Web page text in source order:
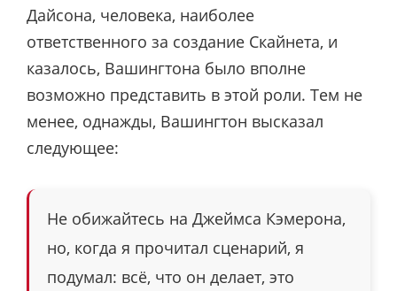
Дайсона, человека, наиболее
ответственного за создание Скайнета, и
казалось, Вашингтона было вполне
возможно представить в этой роли. Тем не
менее, однажды, Вашингтон высказал
следующее:
Не обижайтесь на Джеймса Кэмерона,
но, когда я прочитал сценарий, я
подумал: всё, что он делает, это